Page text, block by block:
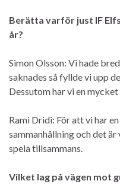
Berätta varför just IF
år?
Simon Olsson: Vi hade
saknades så fyllde vi upp
Dessutom har vi en
Rami Dridi: För att vi har
sammanhållning och det
spela tillsammans.
Vilket lag på vägen mot